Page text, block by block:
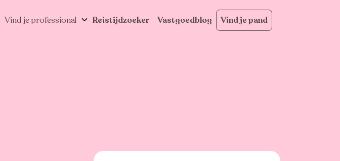
Vind je professional Reistijdzoeker Vastgoedblog Vind je pand